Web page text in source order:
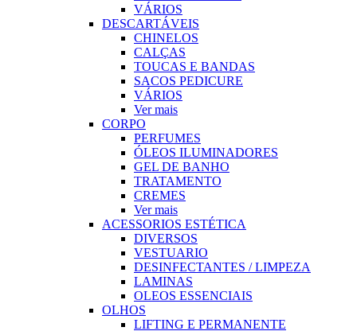
VÁRIOS
DESCARTÁVEIS
CHINELOS
CALÇAS
TOUCAS E BANDAS
SACOS PEDICURE
VÁRIOS
Ver mais
CORPO
PERFUMES
ÓLEOS ILUMINADORES
GEL DE BANHO
TRATAMENTO
CREMES
Ver mais
ACESSORIOS ESTÉTICA
DIVERSOS
VESTUARIO
DESINFECTANTES / LIMPEZA
LAMINAS
OLEOS ESSENCIAIS
OLHOS
LIFTING E PERMANENTE